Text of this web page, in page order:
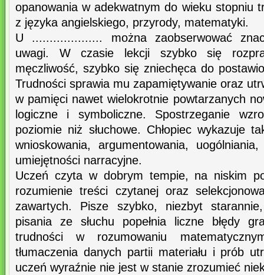
opanowania w adekwatnym do wieku stopniu
z języka angielskiego, przyrody, matematyki.
U .................... można zaobserwować
uwagi. W czasie lekcji szybko się
męczliwość, szybko się zniechęca do
Trudności sprawia mu zapamiętywanie oraz
w pamięci nawet wielokrotnie powtarzanych
logiczne i symboliczne. Spostrzeganie
poziomie niż słuchowe. Chłopiec wykazuje
wnioskowania, argumentowania,
umiejętności narracyjne.
Uczeń czyta w dobrym tempie, na niskim
rozumienie treści czytanej oraz
zawartych. Pisze szybko, niezbyt
pisania ze słuchu popełnia liczne błędy
trudności w rozumowaniu
tłumaczenia danych partii materiału i prób
uczeń wyraźnie nie jest w stanie zrozumieć